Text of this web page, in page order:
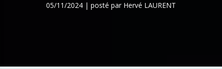
05/11/2024 | posté par Hervé LAURENT